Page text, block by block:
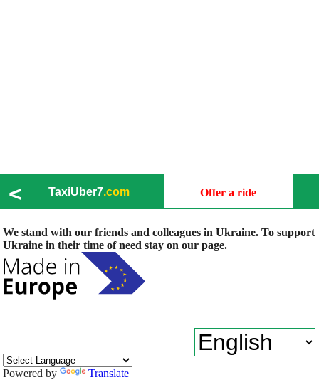
< TaxiUber7.com Offer a ride
We stand with our friends and colleagues in Ukraine. To support
Ukraine in their time of need stay on our page.
Powered by Translate